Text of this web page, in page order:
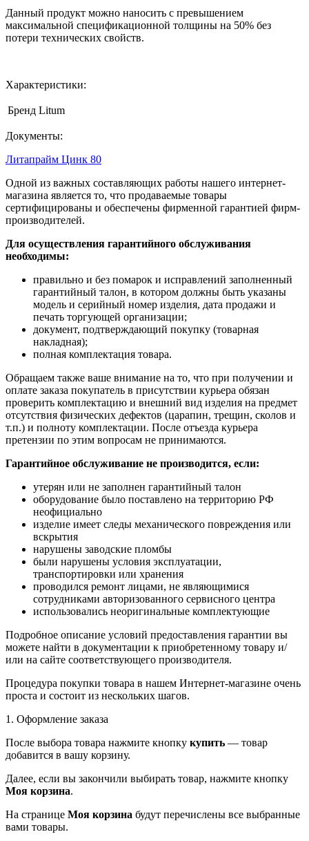
Данный продукт можно наносить с превышением
максимальной спецификационной толщины на 50% без
потери технических свойств.
Характеристики:
Бренд Litum
Документы:
Литапрайм Цинк 80
Одной из важных составляющих работы нашего интернет-
магазина является то, что продаваемые товары
сертифицированы и обеспечены фирменной гарантией фирм-
производителей.
Для осуществления гарантийного обслуживания
необходимы:
правильно и без помарок и исправлений заполненный
гарантийный талон, в котором должны быть указаны
модель и серийный номер изделия, дата продажи и
печать торгующей организации;
документ, подтверждающий покупку (товарная
накладная);
полная комплектация товара.
Обращаем также ваше внимание на то, что при получении и
оплате заказа покупатель в присутствии курьера обязан
проверить комплектацию и внешний вид изделия на предмет
отсутствия физических дефектов (царапин, трещин, сколов и
т.п.) и полноту комплектации. После отъезда курьера
претензии по этим вопросам не принимаются.
Гарантийное обслуживание не производится, если:
утерян или не заполнен гарантийный талон
оборудование было поставлено на территорию РФ
неофициально
изделие имеет следы механического повреждения или
вскрытия
нарушены заводские пломбы
были нарушены условия эксплуатации,
транспортировки или хранения
проводился ремонт лицами, не являющимися
сотрудниками авторизованного сервисного центра
использовались неоригинальные комплектующие
Подробное описание условий предоставления гарантии вы
можете найти в документации к приобретенному товару и/
или на сайте соответствующего производителя.
Процедура покупки товара в нашем Интернет-магазине очень
проста и состоит из нескольких шагов.
1. Оформление заказа
После выбора товара нажмите кнопку купить — товар
добавится в вашу корзину.
Далее, если вы закончили выбирать товар, нажмите кнопку
Моя корзина.
На странице Моя корзина будут перечислены все выбранные
вами товары.